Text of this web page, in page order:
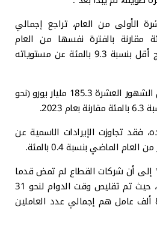
الأولى من العام، تراجع إجمالي
بنسبة 9.1 بالمئة مقارنة بالفترة نفسها من العام
الماضي. كما لا يزال الإنتاج أقل بنسبة 9.3 بالمئة عن مستوياته
وبلغت إيرادات القطاع خلال الشهور العشرة 185.3 مليار يورو (نحو
فقد تجاوزت الإيرادات الاسمية عن
الماضي بنسبة 0.4 بالمئة.
إلى أن شركات القطاع لم تمض قدما
في تقليص قواها العاملة، حيث تم تقليص وقت الدوام لنحو 31
ألف عامل من حوالي 895 ألف عامل هم إجمالي عدد العاملين